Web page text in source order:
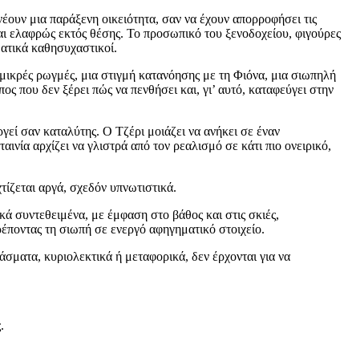
μια παράξενη οικειότητα, σαν να έχουν απορροφήσει τις
ελαφρώς εκτός θέσης. Το προσωπικό του ξενοδοχείου, φιγούρες
καθησυχαστικοί.
ρωγμές, μια στιγμή κατανόησης με τη Φιόνα, μια σιωπηλή
που δεν ξέρει πώς να πενθήσει και, γι’ αυτό, καταφεύγει στην
σαν καταλύτης. Ο Τζέρι μοιάζει να ανήκει σε έναν
αρχίζει να γλιστρά από τον ρεαλισμό σε κάτι πιο ονειρικό,
αργά, σχεδόν υπνωτιστικά.
συντεθειμένα, με έμφαση στο βάθος και στις σκιές,
τη σιωπή σε ενεργό αφηγηματικό στοιχείο.
κυριολεκτικά ή μεταφορικά, δεν έρχονται για να